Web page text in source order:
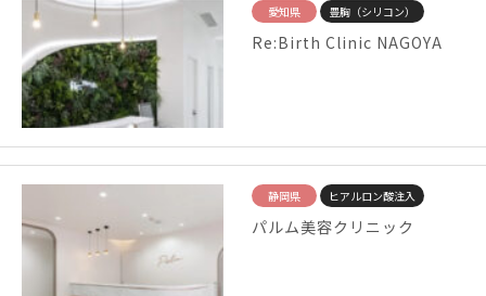
愛知県 豊胸（シリコン）
Re:Birth Clinic NAGOYA
静岡県 ヒアルロン酸注入
パルム美容クリニック